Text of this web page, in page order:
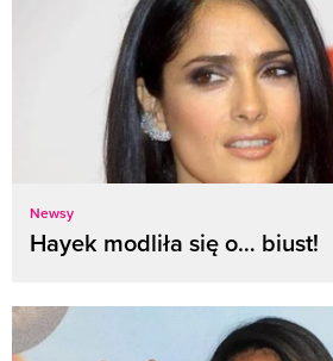
Newsy
Hayek modliła się o… biust!